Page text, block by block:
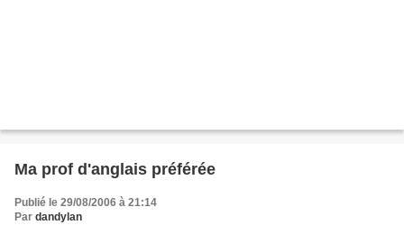
Ma prof d'anglais préférée
Publié le 29/08/2006 à 21:14
Par dandylan